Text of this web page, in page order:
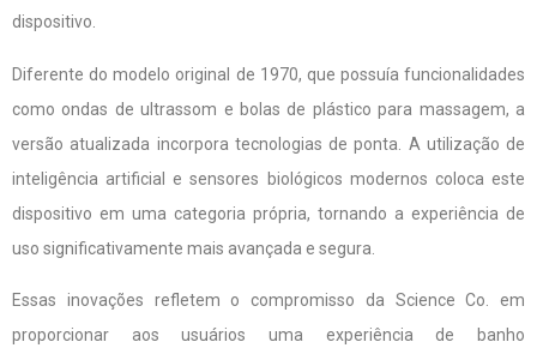
dispositivo.
Diferente do modelo original de 1970, que possuía funcionalidades
como ondas de ultrassom e bolas de plástico para massagem, a
versão atualizada incorpora tecnologias de ponta. A utilização de
inteligência artificial e sensores biológicos modernos coloca este
dispositivo em uma categoria própria, tornando a experiência de
uso significativamente mais avançada e segura.
Essas inovações refletem o compromisso da Science Co. em
proporcionar aos usuários uma experiência de banho